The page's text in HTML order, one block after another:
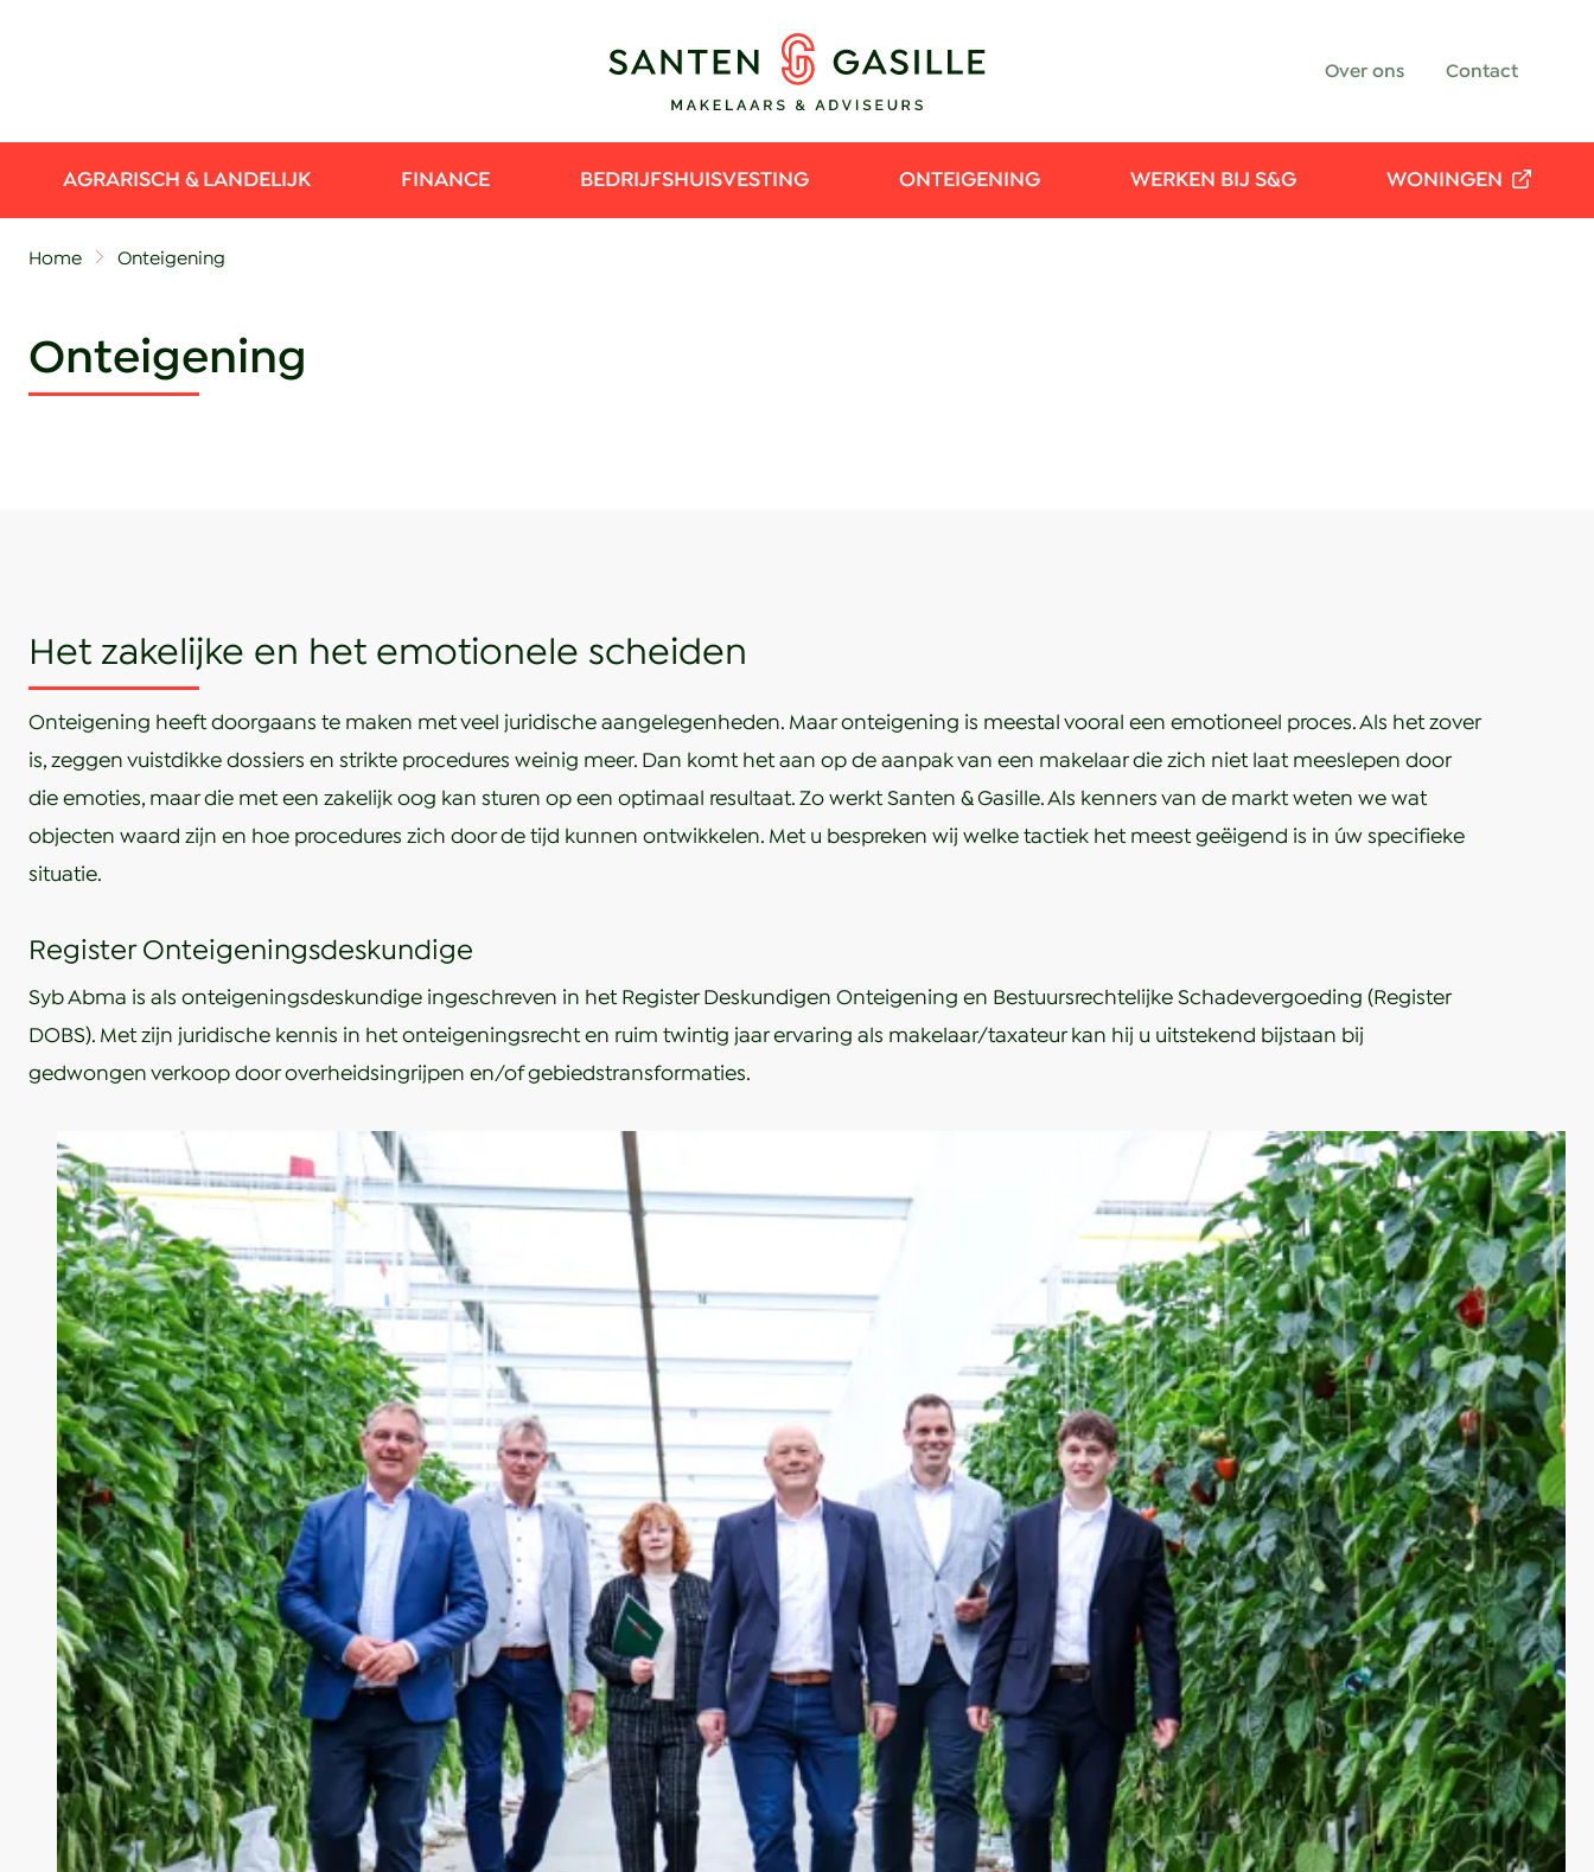
Over ons Contact
AGRARISCH & LANDELIJK FINANCE BEDRIJFSHUISVESTING ONTEIGENING WERKEN BIJ S&G WONINGEN
Home Onteigening
Onteigening
Het zakelijke en het emotionele scheiden
Onteigening heeft doorgaans te maken met veel juridische aangelegenheden. Maar onteigening is meestal vooral een emotioneel proces. Als het zover
is, zeggen vuistdikke dossiers en strikte procedures weinig meer. Dan komt het aan op de aanpak van een makelaar die zich niet laat meeslepen door
die emoties, maar die met een zakelijk oog kan sturen op een optimaal resultaat. Zo werkt Santen & Gasille. Als kenners van de markt weten we wat
objecten waard zijn en hoe procedures zich door de tijd kunnen ontwikkelen. Met u bespreken wij welke tactiek het meest geëigend is in úw specifieke
situatie.
Register Onteigeningsdeskundige
Syb Abma is als onteigeningsdeskundige ingeschreven in het Register Deskundigen Onteigening en Bestuursrechtelijke Schadevergoeding (Register
DOBS). Met zijn juridische kennis in het onteigeningsrecht en ruim twintig jaar ervaring als makelaar/taxateur kan hij u uitstekend bijstaan bij
gedwongen verkoop door overheidsingrijpen en/of gebiedstransformaties.